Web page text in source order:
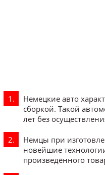
Немецкие авто
сборкой. Такой
лет без
Немцы при
новейшие
произведённого